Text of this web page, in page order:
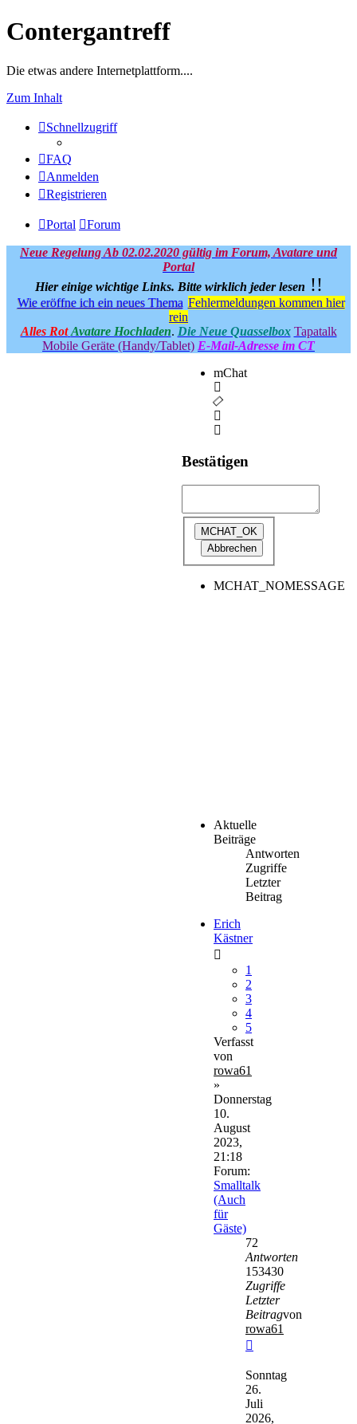
Contergantreff
Die etwas andere Internetplattform....
Zum Inhalt
Schnellzugriff
FAQ
Anmelden
Registrieren
Portal Forum
Neue Regelung Ab 02.02.2020 gültig im Forum, Avatare und
Portal
Hier einige wichtige Links. Bitte wirklich jeder lesen !!
Wie eröffne ich ein neues Thema Fehlermeldungen kommen hier
rein
Alles Rot Avatare Hochladen. Die Neue Quasselbox Tapatalk
Mobile Geräte (Handy/Tablet) E-Mail-Adresse im CT
mChat
Bestätigen
MCHAT_NOMESSAGE
Aktuelle
Beiträge
Antworten
Zugriffe
Letzter
Beitrag
Erich
Kästner
1
2
3
4
5
Verfasst
von
rowa61
»
Donnerstag
10.
August
2023,
21:18
Forum:
Smalltalk
(Auch
für
Gäste)
72
Antworten
153430
Zugriffe
Letzter
Beitragvon
rowa61
Beitrag
Sonntag
26.
Juli
2026,